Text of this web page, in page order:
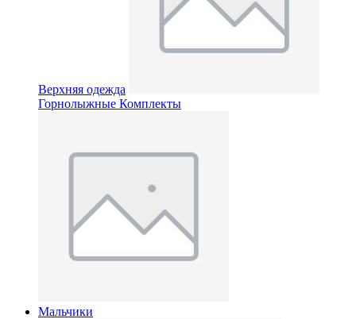
Верхняя одежда
Горнолыжные Комплекты
Мальчики